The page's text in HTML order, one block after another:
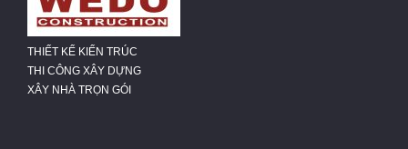
THIẾT KẾ KIẾN TRÚC
THI CÔNG XÂY DỰNG
XÂY NHÀ TRỌN GÓI